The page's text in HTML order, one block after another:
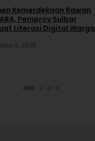
Kemerdekaan Rawan
Pemprov Sulbar
Literasi Digital Warga
5, 2026